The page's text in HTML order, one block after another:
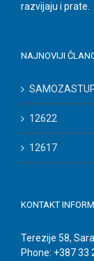
razvijaju i prate.
NAJNOVIJI
12622
12617
KONTAKT
Terezije 58,
Phone: +387 33